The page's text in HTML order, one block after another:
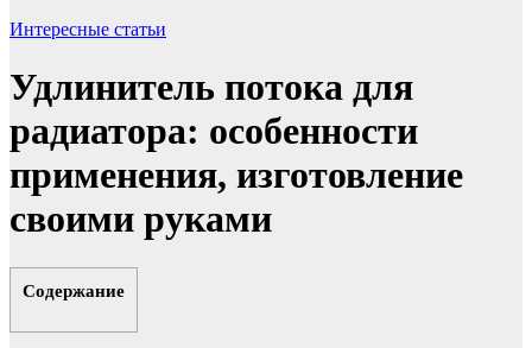
Интересные статьи
Удлинитель потока для
радиатора: особенности
применения, изготовление
своими руками
Содержание